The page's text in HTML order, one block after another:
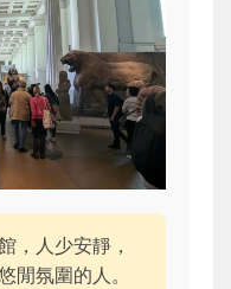
，人少安靜，
閒氛圍的人。